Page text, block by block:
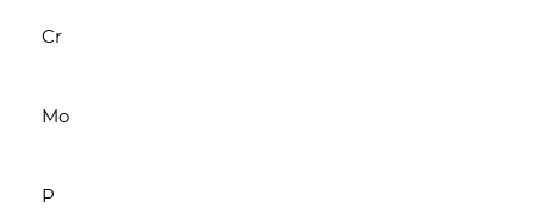
Cr
Mo
P